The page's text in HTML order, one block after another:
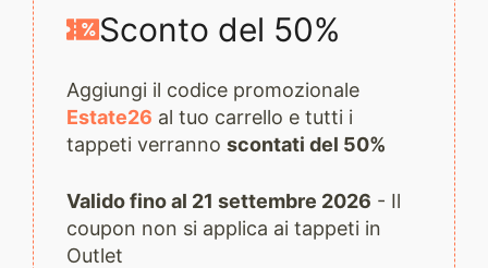
Sconto del 50%
Aggiungi il codice promozionale
Estate26 al tuo carrello e tutti i
tappeti verranno scontati del 50%
Valido fino al 21 settembre 2026 - Il
coupon non si applica ai tappeti in
Outlet